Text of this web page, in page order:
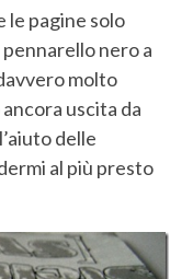
pagine solo
nero a
molto
uscita da
delle
al più presto